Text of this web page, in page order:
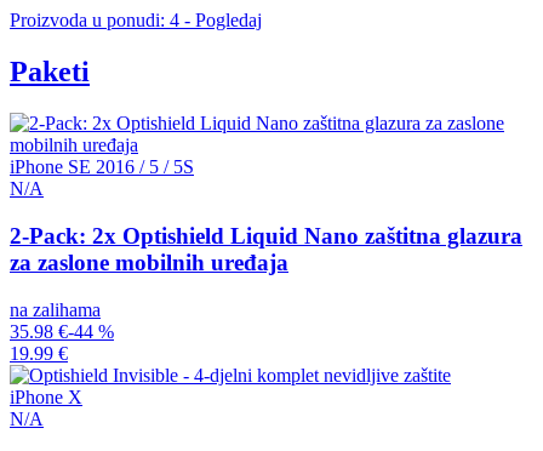
Proizvoda u ponudi: 4 - Pogledaj
Paketi
iPhone SE 2016 / 5 / 5S
N/A
2-Pack: 2x Optishield Liquid Nano zaštitna glazura
za zaslone mobilnih uređaja
na zalihama
35.98 €-44 %
19.99 €
iPhone X
N/A